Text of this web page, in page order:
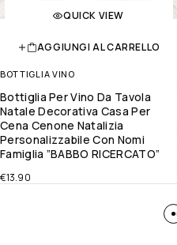
QUICK VIEW
AGGIUNGI AL CARRELLO
BOTTIGLIA VINO
Bottiglia Per Vino Da Tavola
Natale Decorativa Casa Per
Cena Cenone Natalizia
Personalizzabile Con Nomi
Famiglia ”BABBO RICERCATO”
€13.90